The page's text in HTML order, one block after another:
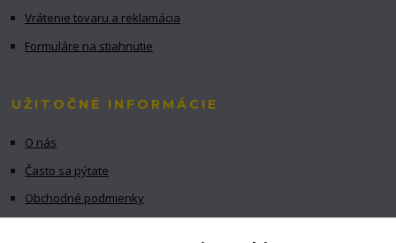
Vrátenie tovaru a reklamácia
Formuláre na stiahnutie
UŽITOČNÉ INFORMÁCIE
O nás
Často sa pýtate
Obchodné podmienky